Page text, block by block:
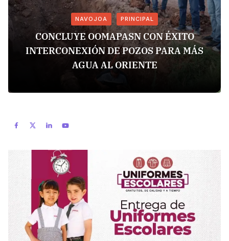
NAVOJOA PRINCIPAL
CONCLUYE OOMAPASN CON ÉXITO
INTERCONEXIÓN DE POZOS PARA MÁS
AGUA AL ORIENTE